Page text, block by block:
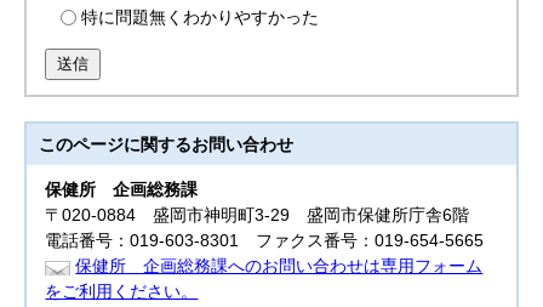
特に問題無くわかりやすかった
送信
このページに関するお問い合わせ
保健所企画総務課
〒020-0884 盛岡市神明町3‐29 盛岡市保健所庁舎6階
電話番号：019-603-8301 ファクス番号：019-654-5665
保健所 企画総務課へのお問い合わせは専用フォーム
をご利用ください。